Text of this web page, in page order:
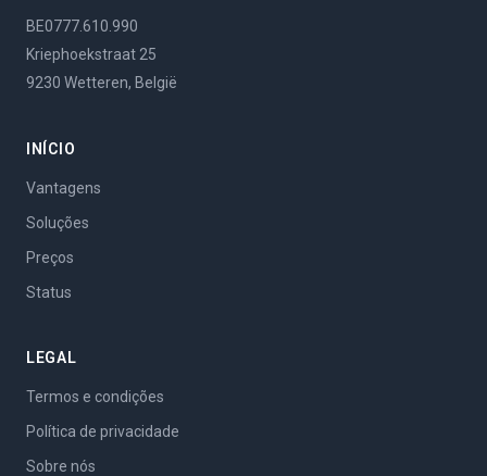
BE0777.610.990
Kriephoekstraat 25
9230 Wetteren, België
INÍCIO
Vantagens
Soluções
Preços
Status
LEGAL
Termos e condições
Política de privacidade
Sobre nós